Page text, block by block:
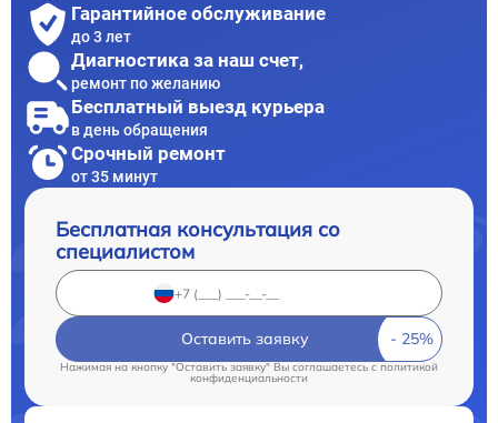
Гарантийное обслуживание
до 3 лет
Диагностика за наш счет,
ремонт по желанию
Бесплатный выезд курьера
в день обращения
Срочный ремонт
от 35 минут
Бесплатная консультация со
специалистом
Оставить заявку
Нажимая на кнопку "Оставить заявку" Вы соглашаетесь cполитикой
конфиденциальности